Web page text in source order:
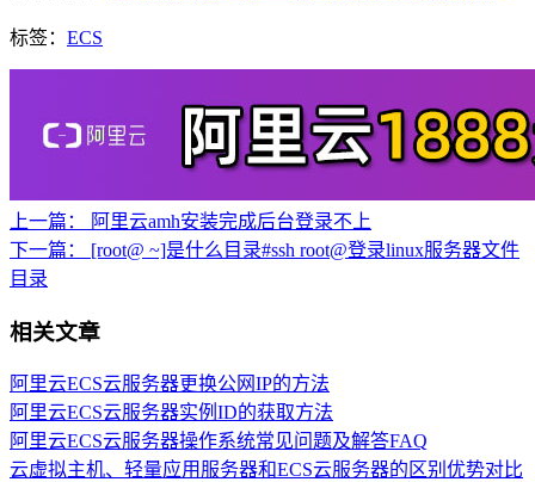
标签： ECS
上一篇：
阿里云amh安装完成后台登录不上
下一篇：
[root@ ~]是什么目录#ssh root@登录linux服务器文件
目录
相关文章
阿里云ECS云服务器更换公网IP的方法
阿里云ECS云服务器实例ID的获取方法
阿里云ECS云服务器操作系统常见问题及解答FAQ
云虚拟主机、轻量应用服务器和ECS云服务器的区别优势对比